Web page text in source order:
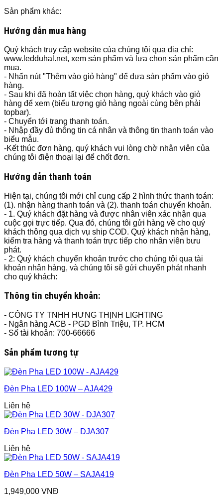
Sản phẩm khác:
Hướng dẫn mua hàng
Quý khách truy cập website của chúng tôi qua địa chỉ:
www.ledduhal.net, xem sản phẩm và lựa chọn sản phẩm cần
mua.
- Nhấn nút "Thêm vào giỏ hàng" để đưa sản phẩm vào giỏ
hàng.
- Sau khi đã hoàn tất việc chọn hàng, quý khách vào giỏ
hàng để xem (biểu tượng giỏ hàng ngoài cùng bên phải
topbar).
- Chuyển tới trang thanh toán.
- Nhập đầy đủ thông tin cá nhân và thông tin thanh toán vào
biểu mẫu.
-Kết thúc đơn hàng, quý khách vui lòng chờ nhân viên của
chúng tôi điện thoại lại để chốt đơn.
Hướng dẫn thanh toán
Hiện tại, chúng tôi mới chỉ cung cấp 2 hình thức thanh toán:
(1). nhận hàng thanh toán và (2). thanh toán chuyển khoản.
- 1. Quý khách đặt hàng và được nhân viên xác nhận qua
cuộc gọi trực tiếp. Qua đó, chúng tôi gửi hàng về cho quý
khách thông qua dịch vụ ship COD. Quý khách nhận hàng,
kiểm tra hàng và thanh toán trực tiếp cho nhân viên bưu
phát.
- 2: Quý khách chuyển khoản trước cho chúng tôi qua tài
khoản nhân hàng, và chúng tôi sẽ gửi chuyển phát nhanh
cho quý khách:
Thông tin chuyển khoản:
- CÔNG TY TNHH HƯNG THỊNH LIGHTING
- Ngân hàng ACB - PGD Bình Triệu, TP. HCM
- Số tài khoản: 700-66666
Sản phẩm tương tự
Đèn Pha LED 100W – AJA429
Liên hệ
Đèn Pha LED 30W – DJA307
Liên hệ
Đèn Pha LED 50W – SAJA419
1,949,000 VNĐ